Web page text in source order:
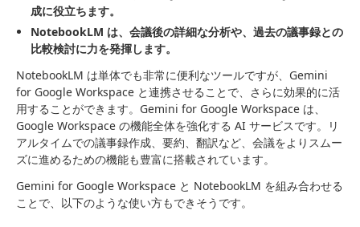
成に役立ちます。
NotebookLM は、会議後の詳細な分析や、過去の議事録との
比較検討に力を発揮します。
NotebookLM は単体でも非常に便利なツールですが、Gemini
for Google Workspace と連携させることで、さらに効果的に活
用することができます。Gemini for Google Workspace は、
Google Workspace の機能全体を強化する AI サービスです。リ
アルタイムでの議事録作成、要約、翻訳など、会議をよりスムー
ズに進めるための機能も豊富に搭載されています。
Gemini for Google Workspace と NotebookLM を組み合わせる
ことで、以下のような使い方もできそうです。